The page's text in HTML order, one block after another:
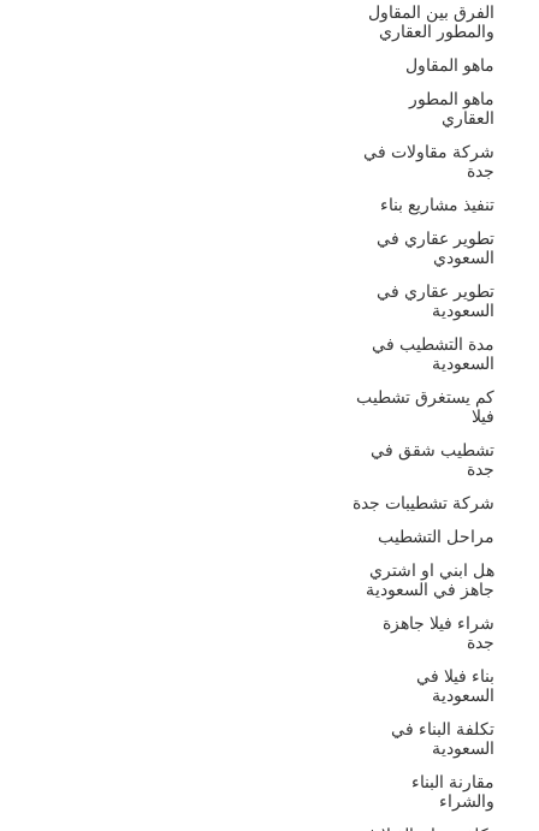
الفرق بين المقاول
والمطور العقاري
ماهو المقاول
ماهو المطور
العقاري
شركة مقاولات في
جدة
تنفيذ مشاريع بناء
تطوير عقاري في
السعودي
تطوير عقاري في
السعودية
مدة التشطيب في
السعودية
كم يستغرق تشطيب
فيلا
تشطيب شقق في
جدة
شركة تشطيبات جدة
مراحل التشطيب
هل ابني او اشتري
جاهز في السعودية
شراء فيلا جاهزة
جدة
بناء فيلا في
السعودية
تكلفة البناء في
السعودية
مقارنة البناء
والشراء